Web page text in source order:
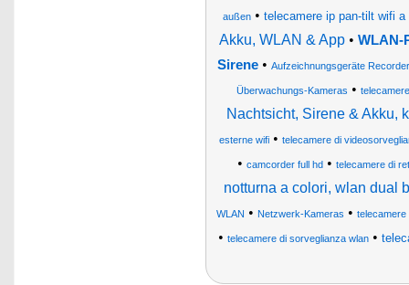
außen • telecamere ip pan-tilt wifi
Akku, WLAN & App • WLAN-
Sirene • Aufzeichnungsgeräte
Überwachungs-Kameras •
Nachtsicht, Sirene & Akku,
esterne wifi • telecamere di
• camcorder full hd• telecamere di
notturna a colori, wlan dual
WLAN • Netzwerk-Kameras • telecamere
• telecamere di sorveglianza wlan •